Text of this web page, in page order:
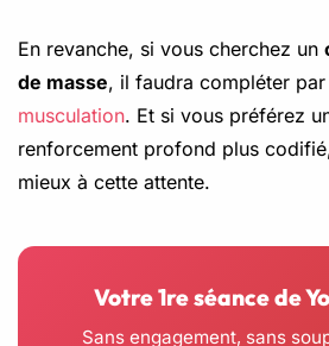
En revanche, si vous cherchez un
de masse, il faudra compléter par
musculation. Et si vous préférez
renforcement profond plus
mieux à cette attente.
Votre 1re séance de
Sans engagement, sans